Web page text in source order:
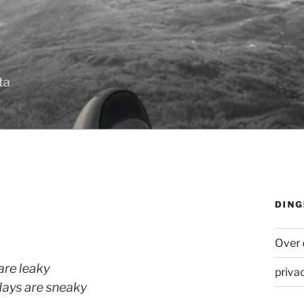
leaky
are sneaky
Over